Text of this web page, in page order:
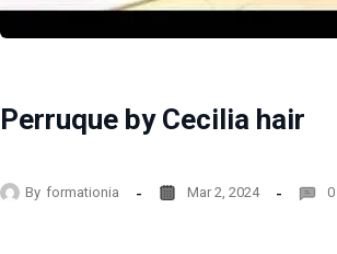
Perruque by Cecilia hair
By formationia Mar 2, 2024 0